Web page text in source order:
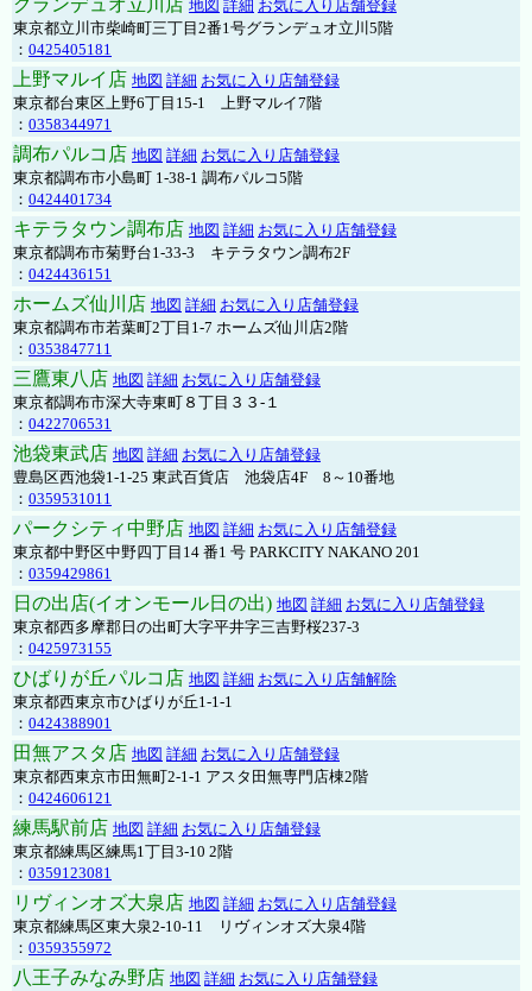
グランデュオ立川店 地図 詳細 お気に入り店舗登録
東京都立川市柴崎町三丁目2番1号グランデュオ立川5階
： 0425405181
上野マルイ店 地図 詳細 お気に入り店舗登録
東京都台東区上野6丁目15-1 上野マルイ7階
： 0358344971
調布パルコ店 地図 詳細 お気に入り店舗登録
東京都調布市小島町 1-38-1 調布パルコ5階
： 0424401734
キテラタウン調布店 地図 詳細 お気に入り店舗登録
東京都調布市菊野台1-33-3 キテラタウン調布2F
： 0424436151
ホームズ仙川店 地図 詳細 お気に入り店舗登録
東京都調布市若葉町2丁目1-7 ホームズ仙川店2階
： 0353847711
三鷹東八店 地図 詳細 お気に入り店舗登録
東京都調布市深大寺東町８丁目３３-１
： 0422706531
池袋東武店 地図 詳細 お気に入り店舗登録
豊島区西池袋1-1-25 東武百貨店 池袋店4F 8～10番地
： 0359531011
パークシティ中野店 地図 詳細 お気に入り店舗登録
東京都中野区中野四丁目14 番1 号 PARKCITY NAKANO 201
： 0359429861
日の出店(イオンモール日の出) 地図 詳細 お気に入り店舗登録
東京都西多摩郡日の出町大字平井字三吉野桜237-3
： 0425973155
ひばりが丘パルコ店 地図 詳細 お気に入り店舗解除
東京都西東京市ひばりが丘1-1-1
： 0424388901
田無アスタ店 地図 詳細 お気に入り店舗登録
東京都西東京市田無町2-1-1 アスタ田無専門店棟2階
： 0424606121
練馬駅前店 地図 詳細 お気に入り店舗登録
東京都練馬区練馬1丁目3-10 2階
： 0359123081
リヴィンオズ大泉店 地図 詳細 お気に入り店舗登録
東京都練馬区東大泉2-10-11 リヴィンオズ大泉4階
： 0359355972
八王子みなみ野店 地図 詳細 お気に入り店舗登録